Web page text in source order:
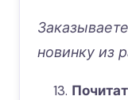
новинку из